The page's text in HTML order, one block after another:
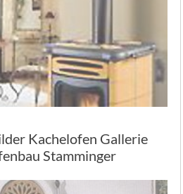
Kachelofen Gallerie
Stamminger